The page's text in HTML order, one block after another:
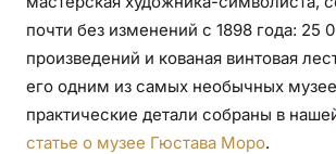
почти без изменений с 1898 года: 25
произведений и кованая винтовая
его одним из самых необычных
практические детали собраны в
статье о музее Гюстава Моро.